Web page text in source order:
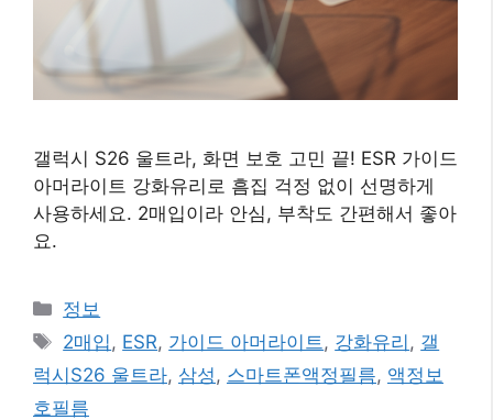
갤럭시 S26 울트라, 화면 보호 고민 끝! ESR 가이드
아머라이트 강화유리로 흠집 걱정 없이 선명하게
사용하세요. 2매입이라 안심, 부착도 간편해서 좋아
요.
카
테
리
정보
태
그
2매입 , ESR, 가이드 아머라이트 , 강화유리 , 갤
럭시S26 울트라, 삼성 , 스마트폰액정필름, 액정보
호필름